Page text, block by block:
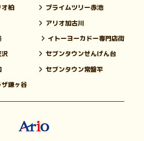
柏
プライムツリー赤池
アリオ加古川
イトーヨーカドー専門店街
セブンタウンせんげん台
セブンタウン常盤平
鎌ヶ谷